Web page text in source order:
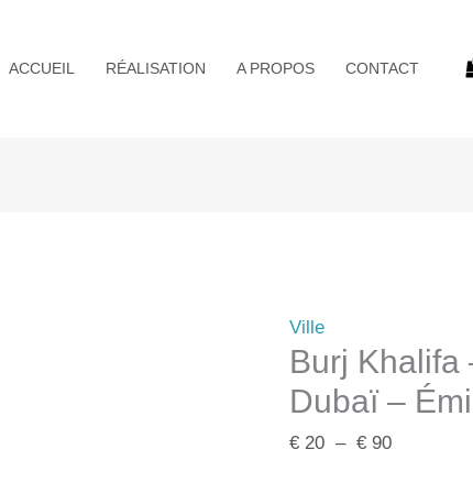
ACCUEIL RÉALISATION A PROPOS CONTACT
Ville
Burj Khalifa
Dubaï –
€20 – €90
prix :